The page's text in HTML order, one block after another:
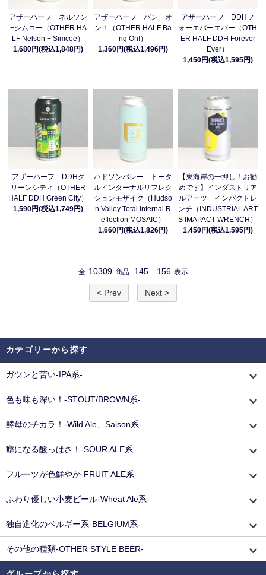
アザーハーフ ネルソン
+シムコー（OTHER HA
LF Nelson + Simcoe）
1,680円(税込1,848円)
アザーハーフ バン オ
ン！（OTHER HALF Ba
ng On!）
1,360円(税込1,496円)
アザーハーフ DDHフ
ォーエバーエバー（OTH
ER HALF DDH Forever
Ever）
1,450円(税込1,595円)
アザーハーフ DDHグ
リーンシティ（OTHER
HALF DDH Green City）
1,590円(税込1,749円)
ハドソンバレー トータ
ルインターナルリフレク
ションモザイク（Hudso
n Valley Total Internal R
eflection MOSAIC）
1,660円(税込1,826円)
【東海岸の一押し！お勧
めです】インダストリア
ルアーツ インパクトレ
ンチ（INDUSTRIAL ART
S IMAPACT WRENCH）
1,450円(税込1,595円)
全 10309 商品 145 - 156 表示
< Prev Next >
カテゴリーから探す
ガツンと苦い-IPA系-
色も味も深い！-STOUT/BROWN系-
酵母のチカラ！-Wild Ale、Saison系-
癖になる酸っぱさ！-SOUR ALE系-
フルーツが色鮮やか-FRUIT ALE系-
ふわり優しい小麦ビール-Wheat Ale系-
独自進化のベルギー系-BELGIUM系-
その他の種類-OTHER STYLE BEER-